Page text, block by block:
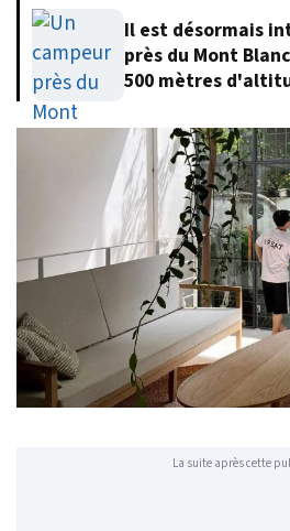
Il est désormais
près du Mont
500 mètres
La suite après cette